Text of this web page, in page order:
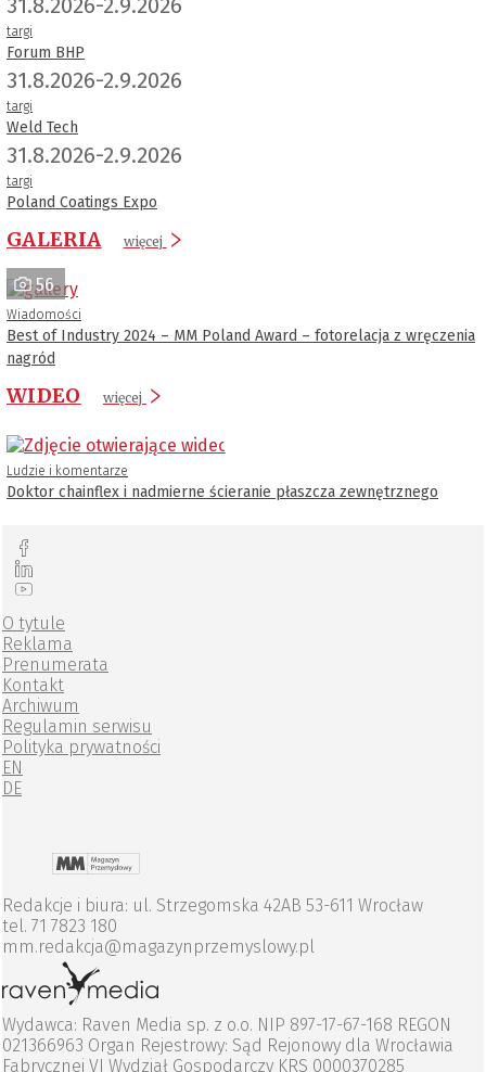
31.8.2026-2.9.2026
targi
Forum BHP
31.8.2026-2.9.2026
targi
Weld Tech
31.8.2026-2.9.2026
targi
Poland Coatings Expo
GALERIA więcej
56
Wiadomości
Best of Industry 2024 – MM Poland Award – fotorelacja z wręczenia
nagród
WIDEO więcej
Ludzie i komentarze
Doktor chainflex i nadmierne ścieranie płaszcza zewnętrznego
O tytule
Reklama
Prenumerata
Kontakt
Archiwum
Regulamin serwisu
Polityka prywatności
EN
DE
Redakcje i biura: ul. Strzegomska 42AB 53-611 Wrocław
tel. 71 7823 180
mm.redakcja@magazynprzemyslowy.pl
Wydawca: Raven Media sp. z o.o. NIP 897-17-67-168 REGON
021366963 Organ Rejestrowy: Sąd Rejonowy dla Wrocławia
Fabrycznej VI Wydział Gospodarczy KRS 0000370285